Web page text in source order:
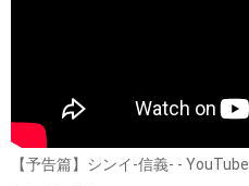
【予告篇】シンイ-信義- - YouTube